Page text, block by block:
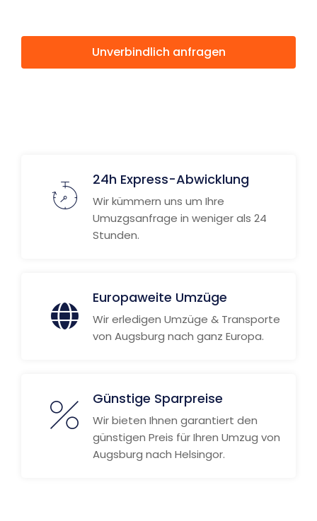
Unverbindlich anfragen
24h Express-Abwicklung
Wir kümmern uns um Ihre
Umuzgsanfrage in weniger als 24
Stunden.
Europaweite Umzüge
Wir erledigen Umzüge & Transporte
von Augsburg nach ganz Europa.
Günstige Sparpreise
Wir bieten Ihnen garantiert den
günstigen Preis für Ihren Umzug von
Augsburg nach Helsingor.